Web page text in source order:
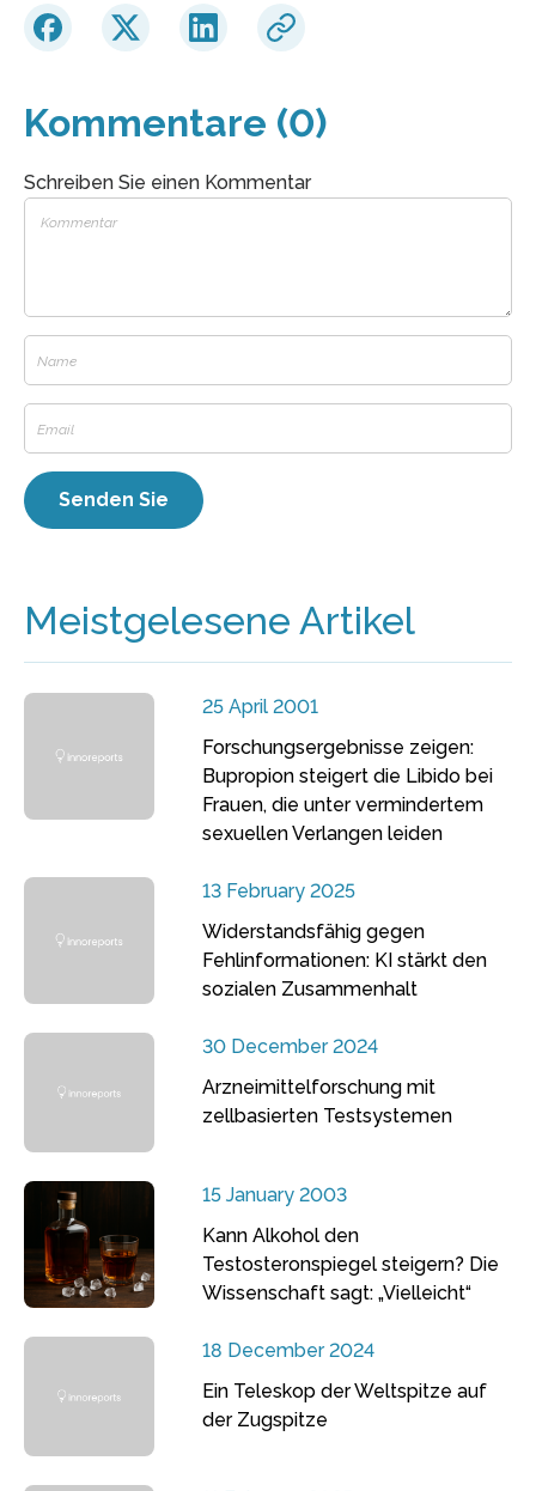
Kommentare (0)
Schreiben Sie einen Kommentar
Meistgelesene Artikel
25 April 2001
Forschungsergebnisse zeigen:
Bupropion steigert die Libido bei
Frauen, die unter vermindertem
sexuellen Verlangen leiden
13 February 2025
Widerstandsfähig gegen
Fehlinformationen: KI stärkt den
sozialen Zusammenhalt
30 December 2024
Arzneimittelforschung mit
zellbasierten Testsystemen
15 January 2003
Kann Alkohol den
Testosteronspiegel steigern? Die
Wissenschaft sagt: „Vielleicht“
18 December 2024
Ein Teleskop der Weltspitze auf
der Zugspitze